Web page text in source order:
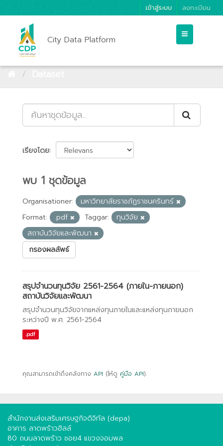
เข้าสู่ระบบ ลงทะเบียน
City Data Platform
เรียงโดย
พบ 1 ชุดข้อมูล
Organisationer:
มหาวิทยาลัยราชภัฏราชนครินทร์
Format:
.pdf Taggar:
ทุนวิจัย
สถาบันวิจัยและพัฒนา
กรองผลลัพธ์
สรุปจำนวนทุนวิจัย 2561-2564 (ภายใน-ภายนอก)
สถาบันวิจัยและพัฒนา
สรุปจำนวนทุนวิจัยจากแหล่งทุนภายในและแหล่งทุนภายนอก
ระหว่างปี พ.ศ. 2561-2564
.pdf
คุณสามารถเข้าถึงคลังทาง API (ให้ดู คู่มือ API).
สำนักงานส่งเสริมเศรษฐกิจดิจิทัล (depa)
อาคาร ลาดพร้าวฮิลล์
80 ถนนลาดพร้าว ซอย4 แขวงจอมพล